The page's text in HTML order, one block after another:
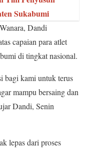
Sukabumi
Dandi
capaian para atlet
di tingkat nasional.
bagi kami untuk terus
mampu bersaing dan
Dandi, Senin
lepas dari proses